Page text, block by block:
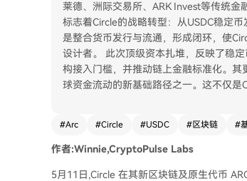
莱德、洲际交易所、ARK Invest等传统金
标志着Circle的战略转型：从USDC稳定
是整合货币发行与流通，形成闭环，使
设计者。 此次顶级资本扎堆，反映了稳
构接入门槛，并推动链上金融标准化。
球资金流动的新基础路径之一。这不仅是
#Arc #Circle #USDC #区块链 #
作者:Winnie,CryptoPulse Labs
5月11日,Circle 在其新区块链及原生代币